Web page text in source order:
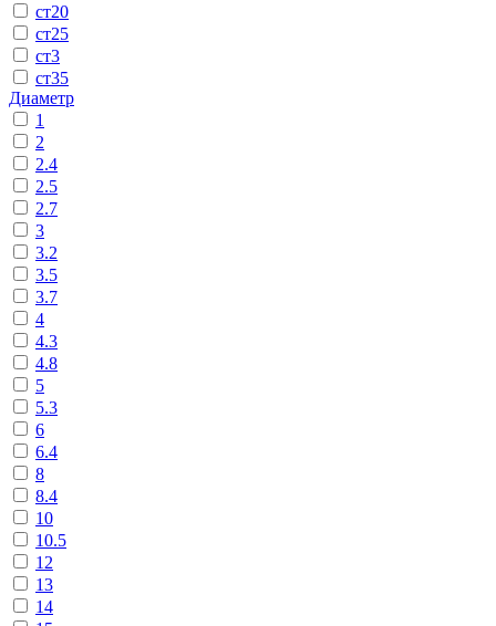
ст20
ст25
ст3
ст35
Диаметр
1
2
2.4
2.5
2.7
3
3.2
3.5
3.7
4
4.3
4.8
5
5.3
6
6.4
8
8.4
10
10.5
12
13
14